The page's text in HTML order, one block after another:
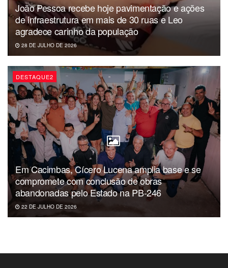
João Pessoa recebe hoje pavimentação e ações
de infraestrutura em mais de 30 ruas e Leo
agradece carinho da população
28 DE JULHO DE 2026
DESTAQUE2
Em Cacimbas, Cícero Lucena amplia base e se
compromete com conclusão de obras
abandonadas pelo Estado na PB-246
22 DE JULHO DE 2026